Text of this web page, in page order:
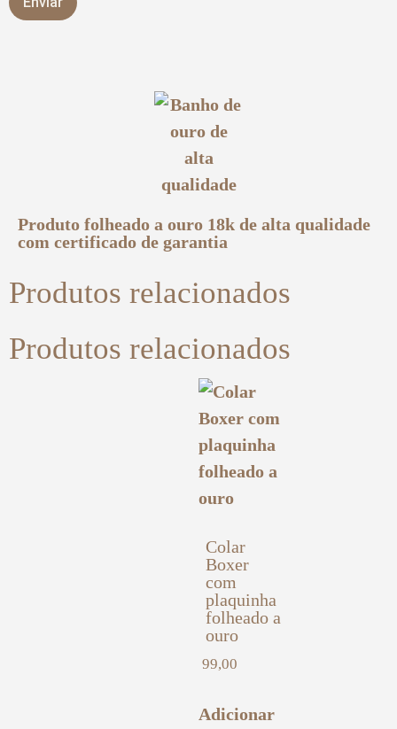
Produto folheado a ouro 18k de alta qualidade
com certificado de garantia
Produtos relacionados
Produtos relacionados
Colar
Boxer
com
plaquinha
folheado a
ouro
99,00
Adicionar